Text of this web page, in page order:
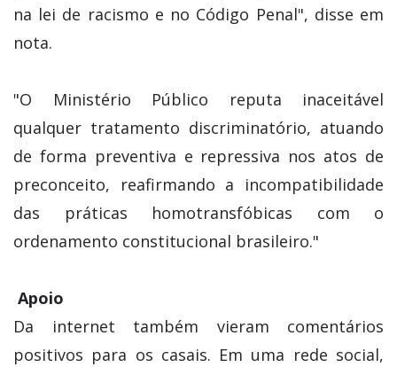
na lei de racismo e no Código Penal", disse em
nota.
"O Ministério Público reputa inaceitável
qualquer tratamento discriminatório, atuando
de forma preventiva e repressiva nos atos de
preconceito, reafirmando a incompatibilidade
das práticas homotransfóbicas com o
ordenamento constitucional brasileiro."
Apoio
Da internet também vieram comentários
positivos para os casais. Em uma rede social,